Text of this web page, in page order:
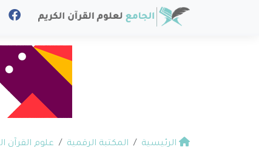
الرئيسية المكتبة الرقمية علوم القرآن